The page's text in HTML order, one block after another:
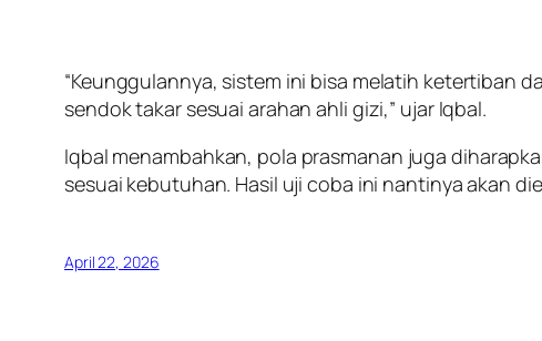
“Keunggulannya, sistem ini bisa melatih ketertiban
sendok takar sesuai arahan ahli gizi,” ujar Iqbal.
Iqbal menambahkan, pola prasmanan juga
sesuai kebutuhan. Hasil uji coba ini nantinya akan
April 22, 2026